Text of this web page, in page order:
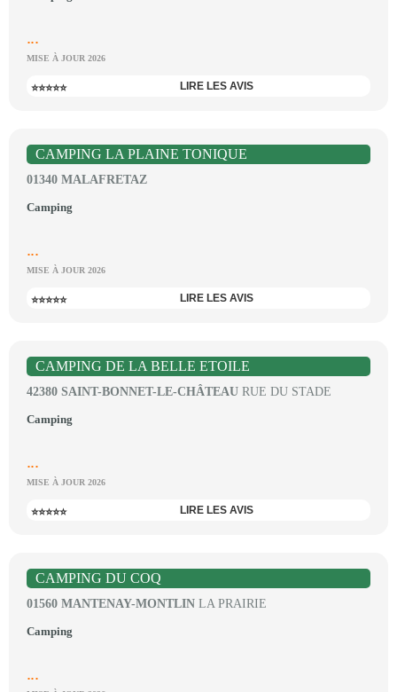
...
MISE À JOUR 2026
⭐⭐⭐⭐⭐ LIRE LES AVIS
CAMPING LA PLAINE TONIQUE
01340 MALAFRETAZ
Camping
...
MISE À JOUR 2026
⭐⭐⭐⭐⭐ LIRE LES AVIS
CAMPING DE LA BELLE ETOILE
42380 SAINT-BONNET-LE-CHÂTEAU RUE DU STADE
Camping
...
MISE À JOUR 2026
⭐⭐⭐⭐⭐ LIRE LES AVIS
CAMPING DU COQ
01560 MANTENAY-MONTLIN LA PRAIRIE
Camping
...